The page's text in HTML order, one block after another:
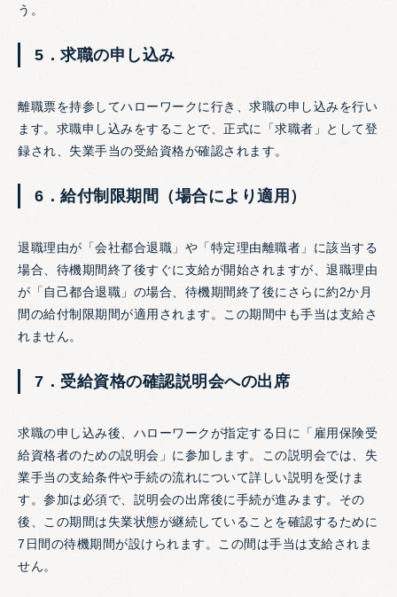
う。
5．求職の申し込み
離職票を持参してハローワークに行き、求職の申し込みを行い
ます。求職申し込みをすることで、正式に「求職者」として登
録され、失業手当の受給資格が確認されます。
6．給付制限期間（場合により適用）
退職理由が「会社都合退職」や「特定理由離職者」に該当する
場合、待機期間終了後すぐに支給が開始されますが、退職理由
が「自己都合退職」の場合、待機期間終了後にさらに約2か月
間の給付制限期間が適用されます。この期間中も手当は支給さ
れません。
7．受給資格の確認説明会への出席
求職の申し込み後、ハローワークが指定する日に「雇用保険受
給資格者のための説明会」に参加します。この説明会では、失
業手当の支給条件や手続の流れについて詳しい説明を受けま
す。参加は必須で、説明会の出席後に手続が進みます。その
後、この期間は失業状態が継続していることを確認するために
7日間の待機期間が設けられます。この間は手当は支給されま
せん。